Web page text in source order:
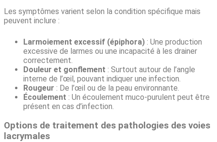
Les symptômes varient selon la condition spécifique mais
peuvent inclure :
Larmoiement excessif (épiphora) : Une production
excessive de larmes ou une incapacité à les drainer
correctement.
Douleur et gonflement : Surtout autour de l’angle
interne de l’œil, pouvant indiquer une infection.
Rougeur : De l’œil ou de la peau environnante.
Écoulement : Un écoulement muco-purulent peut être
présent en cas d’infection.
Options de traitement des pathologies des voies
lacrymales